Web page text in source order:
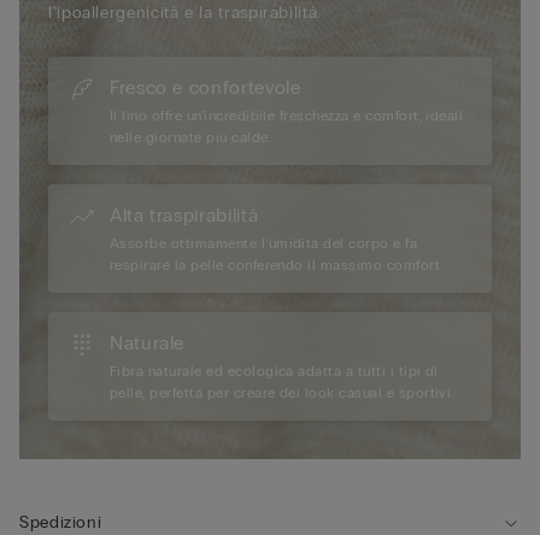
l'ipoallergenicità e la traspirabilità.
Fresco e confortevole
Il lino offre un'incredibile freschezza e comfort, ideali
nelle giornate più calde.
Alta traspirabilità
Assorbe ottimamente l’umidità del corpo e fa
respirare la pelle conferendo il massimo comfort.
Naturale
Fibra naturale ed ecologica adatta a tutti i tipi di
pelle, perfetta per creare dei look casual e sportivi.
Spedizioni